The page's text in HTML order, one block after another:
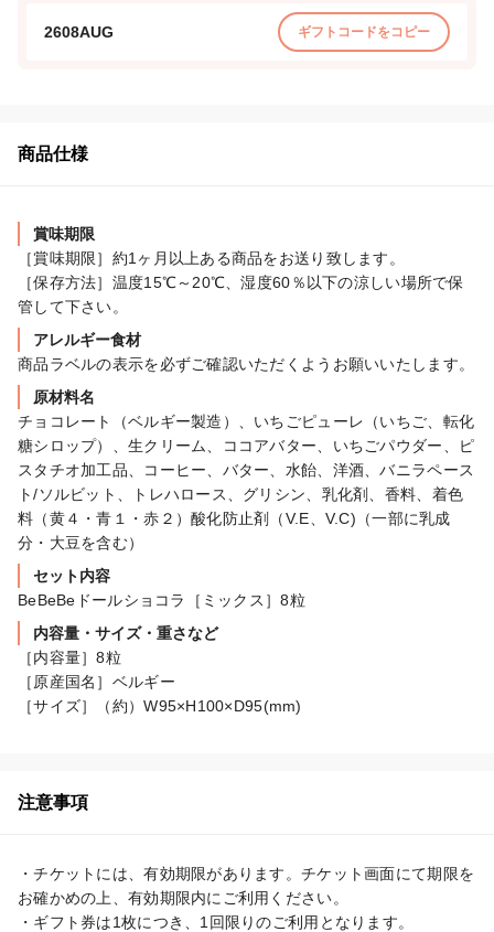
2608AUG ギフトコードをコピー
商品仕様
賞味期限
［賞味期限］約1ヶ月以上ある商品をお送り致します。
［保存方法］温度15℃～20℃、湿度60％以下の涼しい場所で保
管して下さい。
アレルギー食材
商品ラベルの表示を必ずご確認いただくようお願いいたします。
原材料名
チョコレート（ベルギー製造）、いちごピューレ（いちご、転化
糖シロップ）、生クリーム、ココアバター、いちごパウダー、ピ
スタチオ加工品、コーヒー、バター、水飴、洋酒、バニラペース
ト/ソルビット、トレハロース、グリシン、乳化剤、香料、着色
料（黄４・青１・赤２）酸化防止剤（V.E、V.C)（一部に乳成
分・大豆を含む）
セット内容
BeBeBeドールショコラ［ミックス］8粒
内容量・サイズ・重さなど
［内容量］8粒
［原産国名］ベルギー
［サイズ］（約）W95×H100×D95(mm)
注意事項
・チケットには、有効期限があります。チケット画面にて期限を
お確かめの上、有効期限内にご利用ください。
・ギフト券は1枚につき、1回限りのご利用となります。